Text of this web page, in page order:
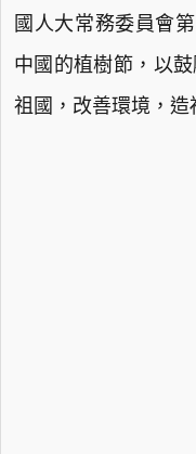
國人大常務委員會
中國的植樹節，以
祖國，改善環境，造